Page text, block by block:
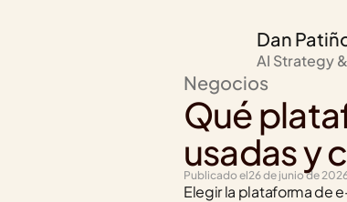
Dan
AI Strategy
Negocios
Qué
usadas y
Publicado el26 de junio de
Elegir la plataforma de